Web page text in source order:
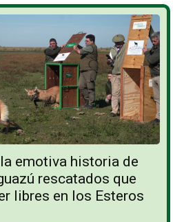
emotiva historia de
rescatados que
libres en los Esteros